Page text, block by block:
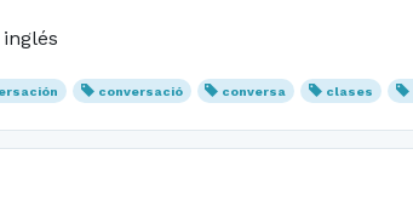
conversació conversa clases